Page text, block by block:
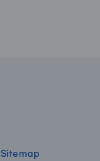
Sitemap